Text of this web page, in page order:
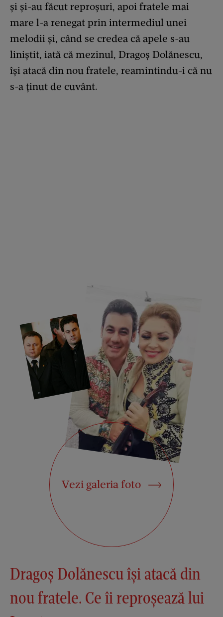
și și-au făcut reproșuri, apoi fratele mai
mare l-a renegat prin intermediul unei
melodii și, când se credea că apele s-au
liniștit, iată că mezinul, Dragoș Dolănescu,
își atacă din nou fratele, reamintindu-i că nu
s-a ținut de cuvânt.
Vezi galeria foto
Dragoș Dolănescu își atacă din
nou fratele. Ce îi reproșează lui